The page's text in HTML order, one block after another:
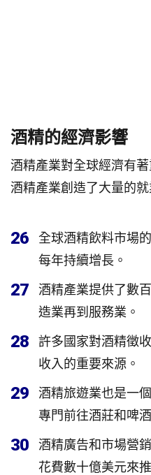
酒精的經濟影響
酒精產業對全球經濟有
酒精產業創造了大量的
26
全球酒精飲料市場
每年持續增長。
27
酒精產業提供了數
造業再到服務業。
28
許多國家對酒精徵
收入的重要來源。
29
酒精旅遊業也是一
專門前往酒莊和啤
30
酒精廣告和市場營
花費數十億美元來